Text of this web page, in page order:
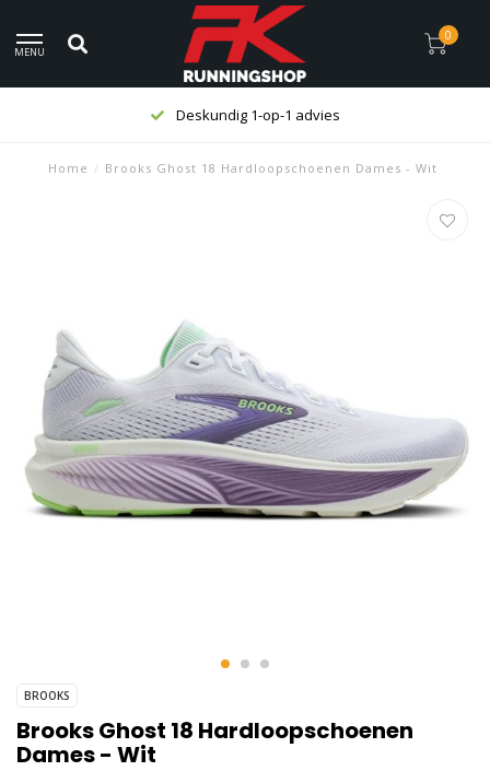
MENU
0
Deskundig 1-op-1 advies
Home / Brooks Ghost 18 Hardloopschoenen Dames - Wit
BROOKS
Brooks Ghost 18 Hardloopschoenen
Dames - Wit